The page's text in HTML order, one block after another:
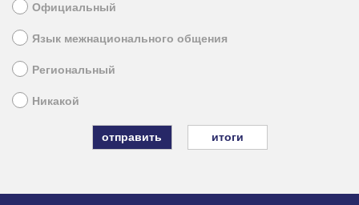
Официальный
Язык межнационального общения
Региональный
Никакой
итоги